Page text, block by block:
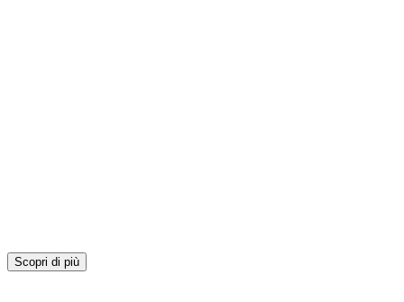
Scopri di più